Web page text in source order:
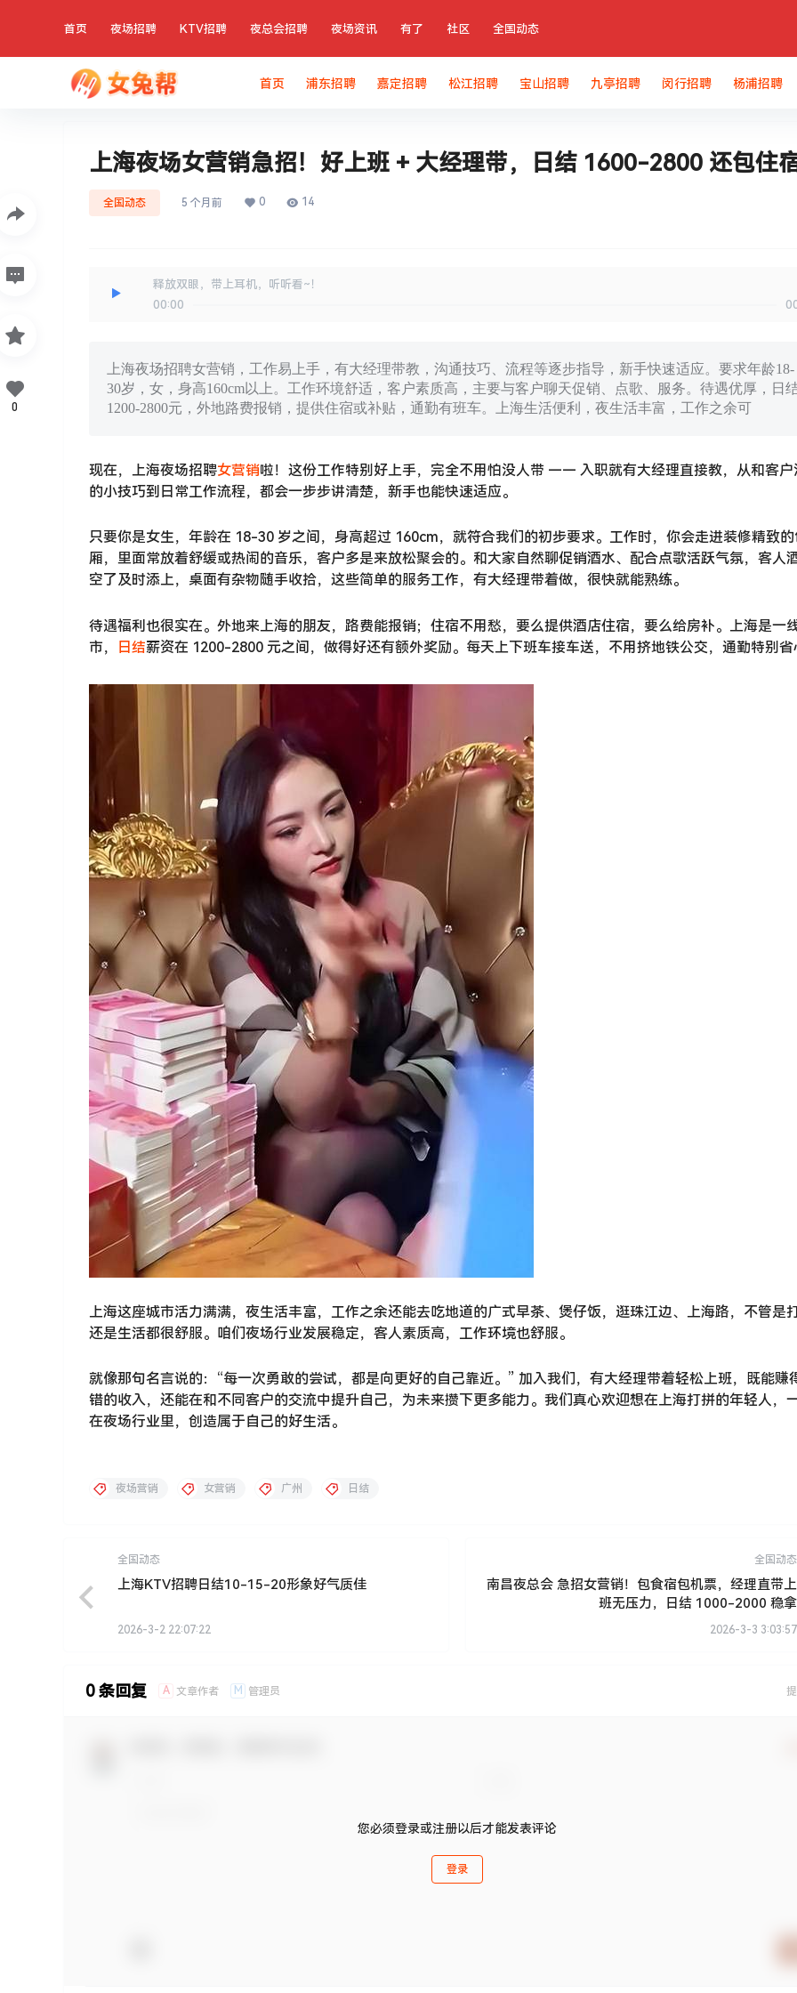
首页 夜场招聘 KTV招聘 夜总会招聘 夜场资讯 有了 社区 全国动态
首页 浦东招聘 嘉定招聘 松江招聘 宝山招聘 九亭招聘 闵行招聘 杨浦招聘
上海夜场女营销急招！好上班 + 大经理带，日结 1600-2800 还包住
全国动态 5 个月前 0 14
释放双眼，带上耳机，听听看~！
00:00
上海夜场招聘女营销，工作易上手，有大经理带教，沟通技巧、流程等逐步指导，新手快速适应。要求年龄18-
30岁，女，身高160cm以上。工作环境舒适，客户素质高，主要与客户聊天促销、点歌、服务。待遇优厚，日
1200-2800元，外地路费报销，提供住宿或补贴，通勤有班车。上海生活便利，夜生活丰富，工作之余可
现在，上海夜场招聘女营销啦！这份工作特别好上手，完全不用怕没人带 —— 入职就有大经理直接教，从和客户
的小技巧到日常工作流程，都会一步步讲清楚，新手也能快速适应。
只要你是女生，年龄在 18-30 岁之间，身高超过 160cm，就符合我们的初步要求。工作时，你会走进装修精致的
厢，里面常放着舒缓或热闹的音乐，客户多是来放松聚会的。和大家自然聊促销酒水、配合点歌活跃气氛，客人
空了及时添上，桌面有杂物随手收拾，这些简单的服务工作，有大经理带着做，很快就能熟练。
待遇福利也很实在。外地来上海的朋友，路费能报销；住宿不用愁，要么提供酒店住宿，要么给房补。上海是一
市，
日结薪资在 1200-2800 元之间，做得好还有额外奖励。每天上下班车接车送，不用挤地铁公交，通勤特别省
上海这座城市活力满满，夜生活丰富，工作之余还能去吃地道的广式早茶、煲仔饭，逛珠江边、上海路，不管是
还是生活都很舒服。咱们夜场行业发展稳定，客人素质高，工作环境也舒服。
就像那句名言说的：“每一次勇敢的尝试，都是向更好的自己靠近。” 加入我们，有大经理带着轻松上班，既能赚
错的收入，还能在和不同客户的交流中提升自己，为未来攒下更多能力。我们真心欢迎想在上海打拼的年轻人，
在夜场行业里，创造属于自己的好生活。
0
夜场营销 女营销 广州 日结
全国动态
上海KTV招聘日结10-15-20形象好气质佳
2026-3-2 22:07:22
全国动态
南昌夜总会 急招女营销！包食宿包机票，经理直带上
班无压力，日结 1000-2000 稳拿
2026-3-3 3:03:57
0 条回复 A 文章作者 M 管理员
您必须登录或注册以后才能发表评论
登录